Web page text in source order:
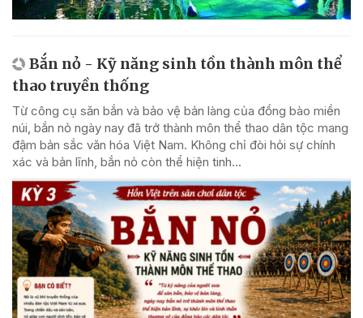
Bắn nỏ - Kỹ năng sinh tồn thành môn thể
thao truyền thống
Từ công cụ săn bắn và bảo vệ bản làng của đồng bào miền
núi, bắn nỏ ngày nay đã trở thành môn thể thao dân tộc mang
đậm bản sắc văn hóa Việt Nam. Không chỉ đòi hỏi sự chính
xác và bản lĩnh, bắn nỏ còn thể hiện tinh...